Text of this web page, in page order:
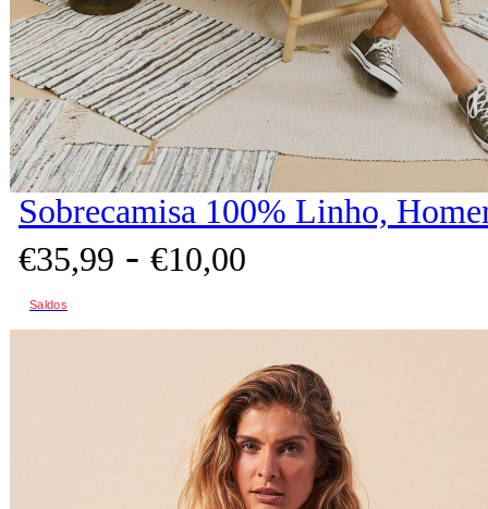
Sobrecamisa 100% Linho,
€35,99 - €10,00
Saldos